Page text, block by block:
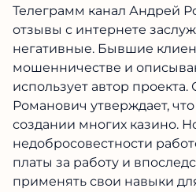
Телеграмм канал Андрей
отзывы с интернете
негативные. Бывшие
мошенничестве и
использует автор
Романович утверждает, что
создании многих казино.
недобросовестности
платы за работу и
применять свои навыки